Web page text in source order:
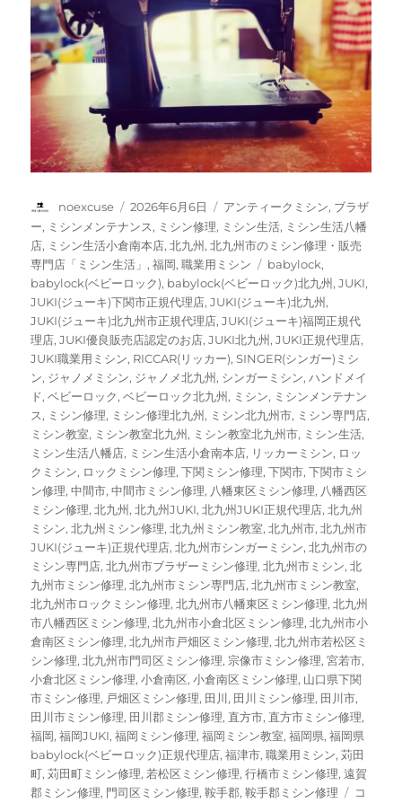
投
稿
者
noexcuse
投
稿
日:
2026年6月6日
カ
テ
ゴ
リ
ー
アンティークミシン, ブラザ
ー, ミシンメンテナンス, ミシン修理, ミシン生活, ミシン生活八幡
店, ミシン生活小倉南本店,北九州,北九州市のミシン修理・販売
専門店「ミシン生活」 ,福岡,職業用ミシン
タ
グ
babylock,
babylock(ベビーロック), babylock(ベビーロック)北九州,JUKI,
JUKI(ジューキ)下関市正規代理店,JUKI(ジューキ)北九州,
JUKI(ジューキ)北九州市正規代理店,JUKI(ジューキ)福岡正規代
理店,JUKI優良販売店認定のお店,JUKI北九州,JUKI正規代理店,
JUKI職業用ミシン, RICCAR(リッカー),SINGER(シンガー)ミシ
ン, ジャノメミシン, ジャノメ北九州, シンガーミシン,ハンドメイ
ド,ベビーロック,ベビーロック北九州, ミシン, ミシンメンテナン
ス, ミシン修理, ミシン修理北九州, ミシン北九州市, ミシン専門店,
ミシン教室, ミシン教室北九州, ミシン教室北九州市, ミシン生活,
ミシン生活八幡店, ミシン生活小倉南本店, リッカーミシン, ロッ
クミシン, ロックミシン修理,下関ミシン修理,下関市,下関市ミシ
ン修理,中間市,中間市ミシン修理, 八幡東区ミシン修理, 八幡西区
ミシン修理,北九州,北九州JUKI,北九州JUKI正規代理店,北九州
ミシン,北九州ミシン修理,北九州ミシン教室,北九州市,北九州市
JUKI(ジューキ)正規代理店,北九州市シンガーミシン,北九州市の
ミシン専門店,北九州市ブラザーミシン修理,北九州市ミシン,北
九州市ミシン修理,北九州市ミシン専門店,北九州市ミシン教室,
北九州市ロックミシン修理,北九州市八幡東区ミシン修理,北九州
市八幡西区ミシン修理,北九州市小倉北区ミシン修理,北九州市小
倉南区ミシン修理,北九州市戸畑区ミシン修理,北九州市若松区ミ
シン修理,北九州市門司区ミシン修理, 宗像市ミシン修理,宮若市,
小倉北区ミシン修理,小倉南区,小倉南区ミシン修理, 山口県下関
市ミシン修理, 戸畑区ミシン修理, 田川, 田川ミシン修理, 田川市,
田川市ミシン修理, 田川郡ミシン修理, 直方市, 直方市ミシン修理,
福岡,福岡JUKI,福岡ミシン修理,福岡ミシン教室,福岡県,福岡県
babylock(ベビーロック)正規代理店,福津市,職業用ミシン,苅田
町,苅田町ミシン修理, 若松区ミシン修理,行橋市ミシン修理,遠賀
郡ミシン修理, 門司区ミシン修理,鞍手郡,鞍手郡ミシン修理
【北
コ